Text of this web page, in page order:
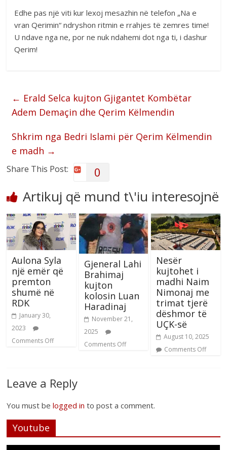
Edhe pas një viti kur lexoj mesazhin në telefon „Na e
vran Qerimin“ ndryshon ritmin e rrahjes të zemres time!
U ndave nga ne, por ne nuk ndahemi dot nga ti, i dashur
Qerim!
← Erald Selca kujton Gjigantet Kombëtar
Adem Demaçin dhe Qerim Këlmendin
Shkrim nga Bedri Islami për Qerim Këlmendin
e madh →
Share This Post: 0
Artikuj që mund t\'iu interesojnë
Aulona Syla
një emër që
premton
shumë në
RDK
January 30,
2023
Comments Off
Gjeneral Lahi
Brahimaj
kujton
kolosin Luan
Haradinaj
November 21,
2025
Comments Off
Nesër
kujtohet i
madhi Naim
Nimonaj me
trimat tjerë
dëshmor të
UÇK-së
August 10, 2025
Comments Off
Leave a Reply
You must belogged in to post a comment.
Youtube